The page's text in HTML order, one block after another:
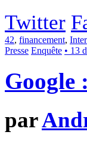
Twitter
42, financement,
Presse Enquête • 13
Google
par